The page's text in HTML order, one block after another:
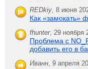
REDkiy 8 июня
Как «замокать»
fhunter, 29 ноября
Проблема с
добавить его в
Иванн 9 апреля